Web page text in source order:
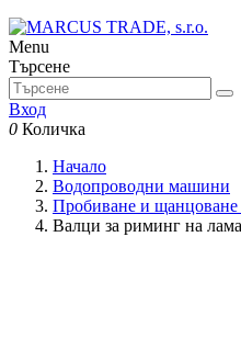
Menu
Търсене
Вход
0 Количка
Начало
Водопроводни машини
Пробиване и щанцоване
Валци за риминг на